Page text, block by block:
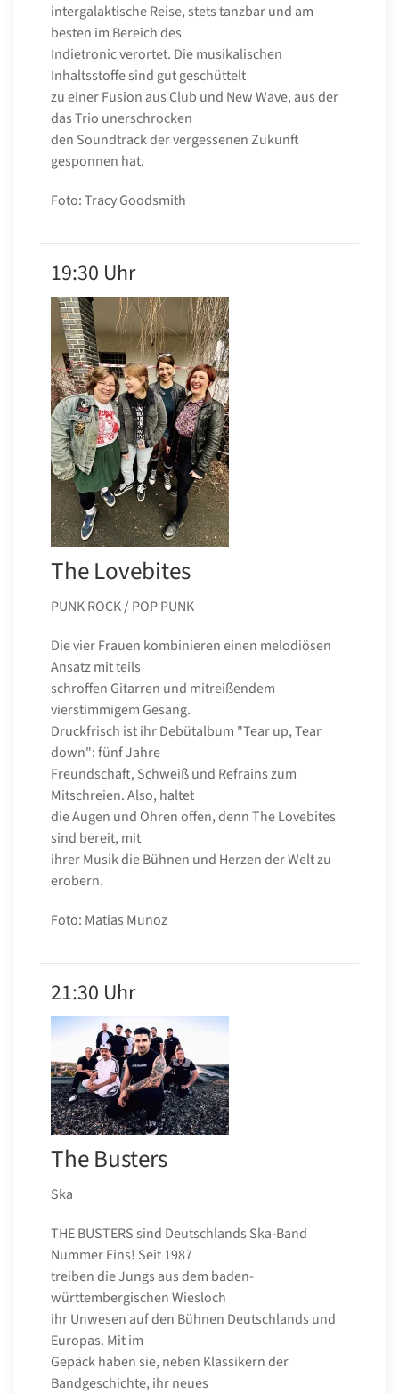
intergalaktische Reise, stets tanzbar und am
besten im Bereich des
Indietronic verortet. Die musikalischen
Inhaltsstoffe sind gut geschüttelt
zu einer Fusion aus Club und New Wave, aus der
das Trio unerschrocken
den Soundtrack der vergessenen Zukunft
gesponnen hat.
Foto: Tracy Goodsmith
19:30 Uhr
The Lovebites
PUNK ROCK / POP PUNK
Die vier Frauen kombinieren einen melodiösen
Ansatz mit teils
schroffen Gitarren und mitreißendem
vierstimmigem Gesang.
Druckfrisch ist ihr Debütalbum "Tear up, Tear
down": fünf Jahre
Freundschaft, Schweiß und Refrains zum
Mitschreien. Also, haltet
die Augen und Ohren offen, denn The Lovebites
sind bereit, mit
ihrer Musik die Bühnen und Herzen der Welt zu
erobern.
Foto: Matias Munoz
21:30 Uhr
The Busters
Ska
THE BUSTERS sind Deutschlands Ska-Band
Nummer Eins! Seit 1987
treiben die Jungs aus dem baden-
württembergischen Wiesloch
ihr Unwesen auf den Bühnen Deutschlands und
Europas. Mit im
Gepäck haben sie, neben Klassikern der
Bandgeschichte, ihr neues